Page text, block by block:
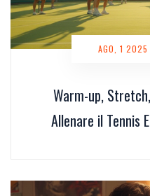
Warm-up,
Allenare il Tennis
AGO, 1 2025